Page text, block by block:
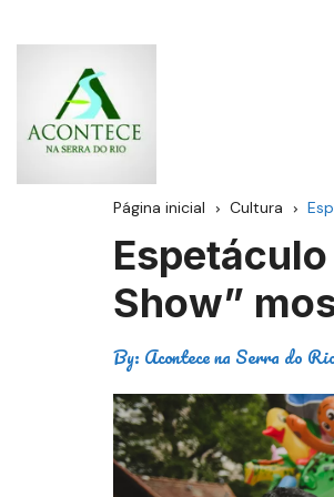
Página inicial Cultura
Show”
By: Acontece na Serra do